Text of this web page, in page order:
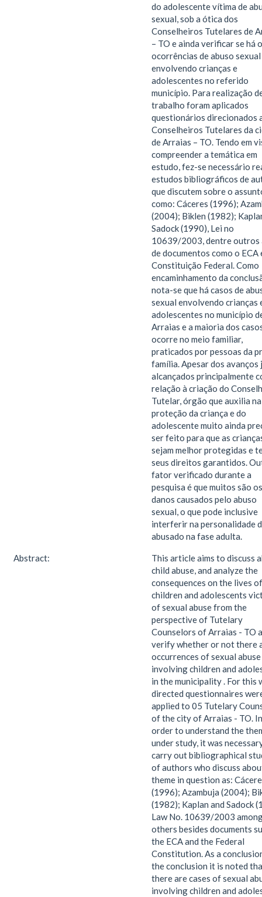
do adolescente vítima de
sexual, sob a ótica dos
Conselheiros Tutelares de
– TO e ainda verificar se há
ocorrências de abuso sexual
envolvendo crianças e
adolescentes no referido
município. Para realização
trabalho foram aplicados
questionários direcionados
Conselheiros Tutelares da
de Arraias – TO. Tendo em
compreender a temática em
estudo, fez-se necessário
estudos bibliográficos de
que discutem sobre o
como: Cáceres (1996);
(2004); Biklen (1982);
Sadock (1990), Lei no
10639/2003, dentre outros
de documentos como o ECA
Constituição Federal. Como
encaminhamento da
nota-se que há casos de
sexual envolvendo crianças
adolescentes no município
Arraias e a maioria dos
ocorre no meio familiar,
praticados por pessoas da
família. Apesar dos avanços
alcançados principalmente
relação à criação do
Tutelar, órgão que auxilia na
proteção da criança e do
adolescente muito ainda
ser feito para que as
sejam melhor protegidas e
seus direitos garantidos.
fator verificado durante a
pesquisa é que muitos são os
danos causados pelo abuso
sexual, o que pode inclusive
interferir na personalidade
abusado na fase adulta.
Abstract:
This article aims to discuss
child abuse, and analyze the
consequences on the lives of
children and adolescents
of sexual abuse from the
perspective of Tutelary
Counselors of Arraias - TO
verify whether or not there
occurrences of sexual abuse
involving children and
in the municipality . For this
directed questionnaires
applied to 05 Tutelary
of the city of Arraias - TO. In
order to understand the
under study, it was
carry out bibliographical
of authors who discuss
theme in question as:
(1996); Azambuja (2004);
(1982); Kaplan and Sadock
Law No. 10639/2003
others besides documents
the ECA and the Federal
Constitution. As a
the conclusion it is noted
there are cases of sexual
involving children and